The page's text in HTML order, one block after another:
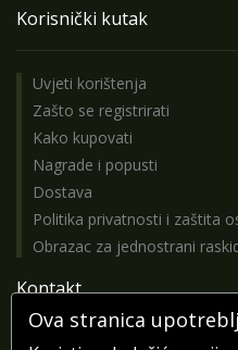
Korisnički kutak
Uvjeti korištenja
Zašto se registrirati
Kako kupovati
Nagrade i popusti
Dostava
Politika privatnosti i zaštita
Obrazac za jednostrani
Kontakt
Ova stranica